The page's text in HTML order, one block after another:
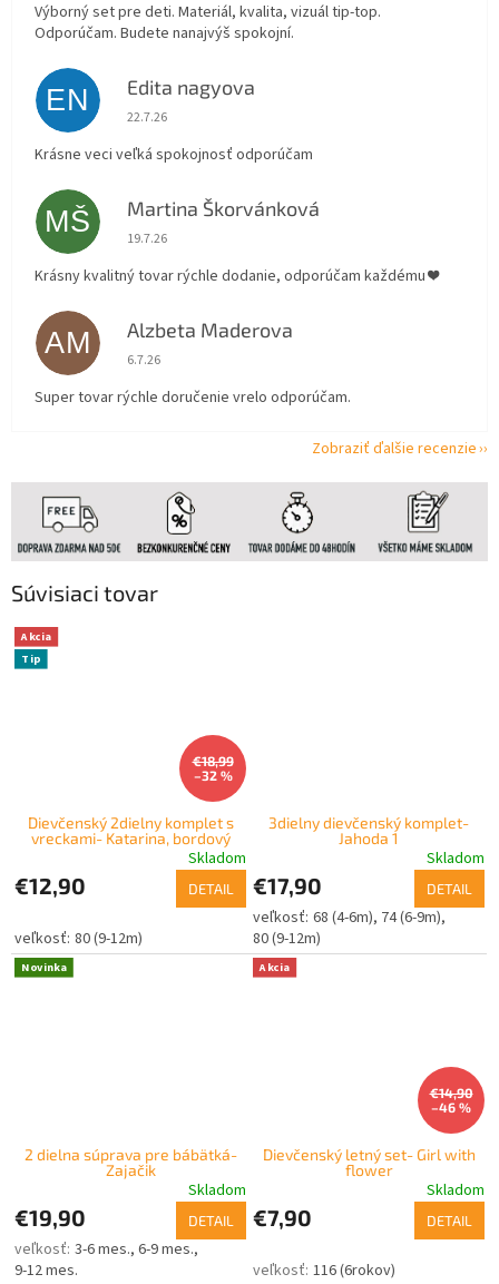
Súvisiaci tovar
Akcia
Tip
€18,99
–32 %
Dievčenský 2dielny komplet s
vreckami- Katarina, bordový
Skladom
€12,90 DETAIL
80 (9-12m)
3dielny dievčenský komplet-
Jahoda 1
Skladom
€17,90 DETAIL
68 (4-6m) 74 (6-9m)
80 (9-12m)
Novinka
2 dielna súprava pre bábätká-
Zajačik
Skladom
€19,90 DETAIL
3-6 mes. 6-9 mes.
9-12 mes.
Akcia
€14,90
–46 %
Dievčenský letný set- Girl with
flower
Skladom
€7,90 DETAIL
116 (6rokov)
Výborný set pre deti. Materiál, kvalita, vizuál tip-top.
Odporúčam. Budete nanajvýš spokojní.
EN Edita nagyova
Hodnotenie obchodu je 5 z 5 hviezdičiek.
22.7.26
Krásne veci veľká spokojnosť odporúčam
MŠ Martina Škorvánková
Hodnotenie obchodu je 5 z 5 hviezdičiek.
19.7.26
Krásny kvalitný tovar rýchle dodanie, odporúčam každému ❤️
AM Alzbeta Maderova
Hodnotenie obchodu je 5 z 5 hviezdičiek.
6.7.26
Super tovar rýchle doručenie vrelo odporúčam.
Zobraziť ďalšie recenzie